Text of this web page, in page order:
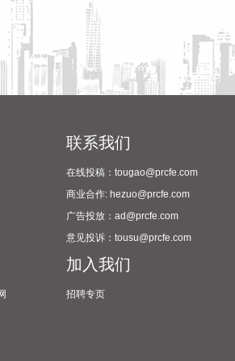
10日在互动平台回复称，公司不涉及光
联系我们
在线投稿：tougao@prcfe.com
商业合作: hezuo@prcfe.com
广告投放：ad@prcfe.com
意见投诉：tousu@prcfe.com
加入我们
招聘专页